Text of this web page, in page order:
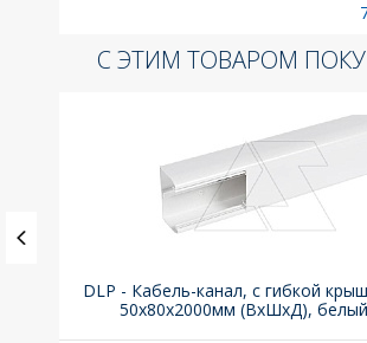
С ЭТИМ ТОВАРОМ
DLP - Кабель-канал, с гибкой
50x80х2000мм (ВхШхД),